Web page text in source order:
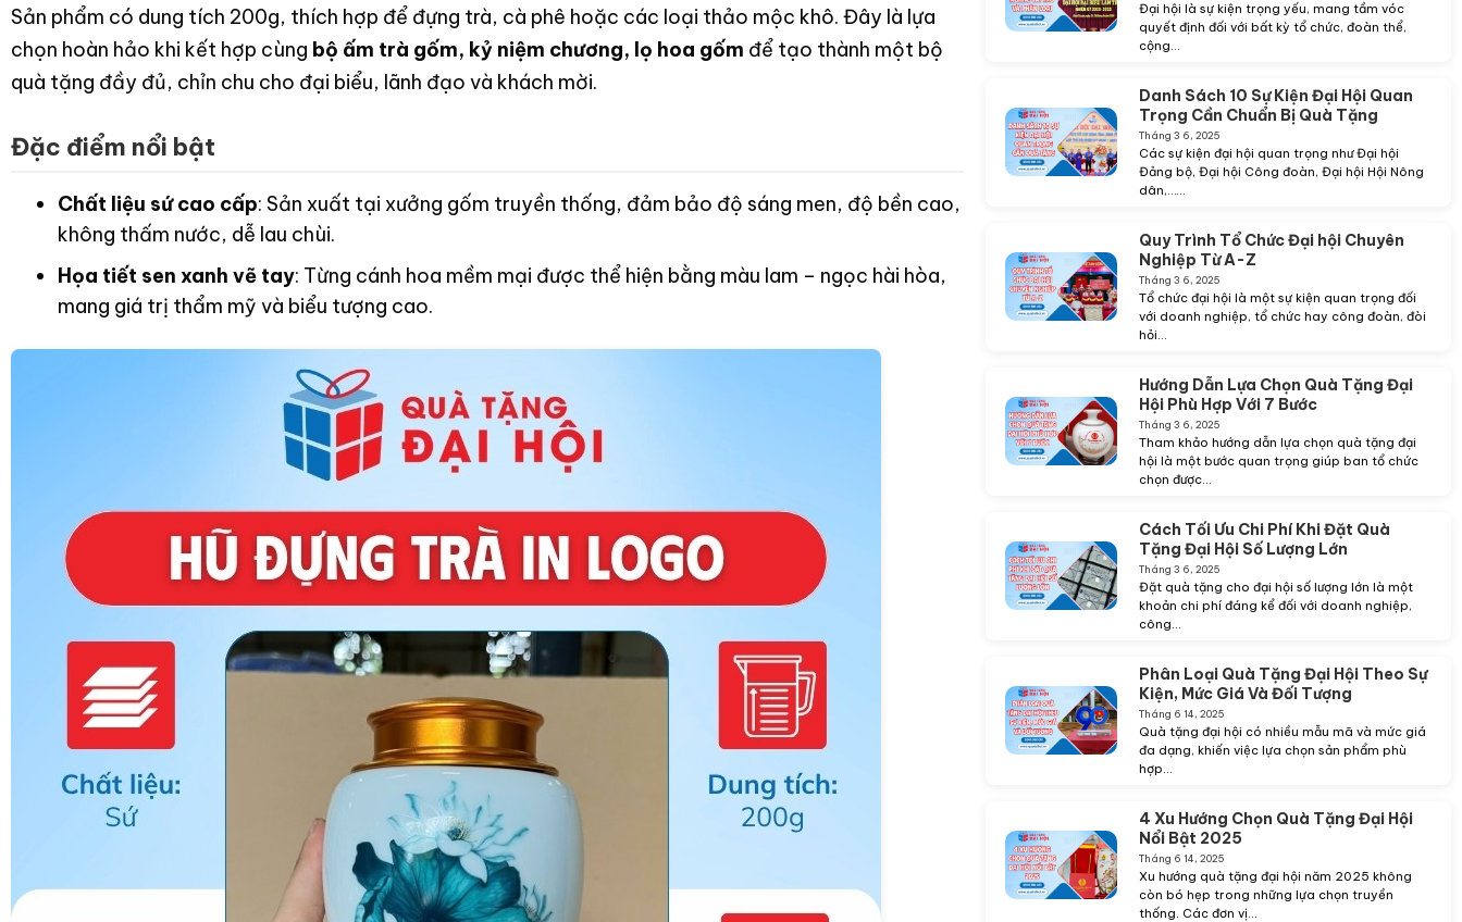
Sản phẩm có dung tích 200g, thích hợp để đựng trà, cà phê hoặc các loại thảo mộc khô. Đây là lựa
chọn hoàn hảo khi kết hợp cùng bộ ấm trà gốm, kỷ niệm chương, lọ hoa gốm để tạo thành một bộ
quà tặng đầy đủ, chỉn chu cho đại biểu, lãnh đạo và khách mời.
Đặc điểm nổi bật
Chất liệu sứ cao cấp: Sản xuất tại xưởng gốm truyền thống, đảm bảo độ sáng men, độ bền cao,
không thấm nước, dễ lau chùi.
Họa tiết sen xanh vẽ tay: Từng cánh hoa mềm mại được thể hiện bằng màu lam – ngọc hài hòa,
mang giá trị thẩm mỹ và biểu tượng cao.
Đại hội là sự kiện trọng yếu, mang tầm vóc
quyết định đối với bất kỳ tổ chức, đoàn thể,
cộng...
Danh Sách 10 Sự Kiện Đại Hội Quan
Trọng Cần Chuẩn Bị Quà Tặng
Tháng 3 6, 2025
Các sự kiện đại hội quan trọng như Đại hội
Đảng bộ, Đại hội Công đoàn, Đại hội Hội Nông
dân,…...
Quy Trình Tổ Chức Đại hội Chuyên
Nghiệp Từ A-Z
Tháng 3 6, 2025
Tổ chức đại hội là một sự kiện quan trọng đối
với doanh nghiệp, tổ chức hay công đoàn, đòi
hỏi...
Hướng Dẫn Lựa Chọn Quà Tặng Đại
Hội Phù Hợp Với 7 Bước
Tháng 3 6, 2025
Tham khảo hướng dẫn lựa chọn quà tặng đại
hội là một bước quan trọng giúp ban tổ chức
chọn được...
Cách Tối Ưu Chi Phí Khi Đặt Quà
Tặng Đại Hội Số Lượng Lớn
Tháng 3 6, 2025
Đặt quà tặng cho đại hội số lượng lớn là một
khoản chi phí đáng kể đối với doanh nghiệp,
công...
Phân Loại Quà Tặng Đại Hội Theo Sự
Kiện, Mức Giá Và Đối Tượng
Tháng 6 14, 2025
Quà tặng đại hội có nhiều mẫu mã và mức giá
đa dạng, khiến việc lựa chọn sản phẩm phù
hợp...
4 Xu Hướng Chọn Quà Tặng Đại Hội
Nổi Bật 2025
Tháng 6 14, 2025
Xu hướng quà tặng đại hội năm 2025 không
còn bó hẹp trong những lựa chọn truyền
thống. Các đơn vị...